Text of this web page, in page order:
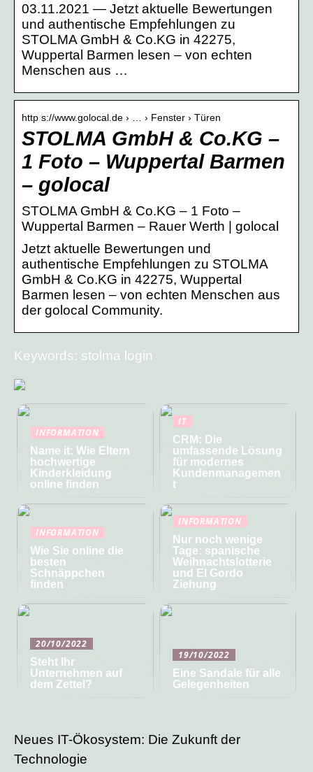
03.11.2021 — Jetzt aktuelle Bewertungen
und authentische Empfehlungen zu
STOLMA GmbH & Co.KG in 42275,
Wuppertal Barmen lesen – von echten
Menschen aus …
http s://www.golocal.de › … › Fenster › Türen
STOLMA GmbH & Co.KG –
1 Foto – Wuppertal Barmen
– golocal
STOLMA GmbH & Co.KG – 1 Foto –
Wuppertal Barmen – Rauer Werth | golocal
Jetzt aktuelle Bewertungen und
authentische Empfehlungen zu STOLMA
GmbH & Co.KG in 42275, Wuppertal
Barmen lesen – von echten Menschen aus
der golocal Community.
Keywords: stolma login
INFORMATION
Name it: Wie Eltern
hochwertige
Kinderkleidung
online finden
IT
CRM: Die
umfassende Lösung
für modernes
Kundenmanagemen
t
INFORMATION
Wie Sie online die
besten
Schnäppchen
finden
INFORMATION
Nur noch wenige
Tage: spanische
Weihnachtslotterie
und El Gordo
Ziehung
20/10/2022
Steht Ihr
Unternehmen auf
dem Zettel?
19/10/2022
Eine Sandale für alle
Gelegenheiten
Neues IT-Ökosystem: Die Zukunft der
Technologie